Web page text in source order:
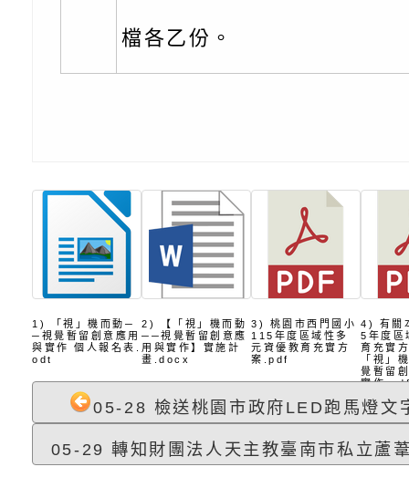
https://reurl.cc/
「桃園市114學年度
估人員魏氏五版寒假
調整
乳相關宣導推廣圖卡
檢送桃園市政府LED
字稿及LCD託播影（
為提升兒少性剝削防
剝削防制宣導影片
轉桃園市政府「
（防空）演習－行動
演練」
「115年度祖孫樂淘
節慶祝活動」海報電
函轉本府新聞處檢送
交通安全宣導標語播
道安宣導影像素材
檢送桃園市政府LED
字稿及LCD託播影片
檢送行政院新聞傳播
月份公共服務政策溝
訊
檢送本市馬祖新村眷
區《植地有聲》主題
有關本市辦理115年
專注力研習營 「正
緒學習與生命教育(
檢送桃園市政府LED
字稿及LCD託播影片
函轉「2026台東博
檔各乙份。
1) 「視」機而動─
─視覺暫留創意應用
與實作 個人報名表.
odt
2) 【「視」機而動
──視覺暫留創意應
用與實作】實施計
畫.docx
3) 桃園市西門國小
115年度區域性多
元資優教育充實方
案.pdf
4) 有關
5年度區
育充實
「視」
覺暫留
實作
05-28 檢送桃園市政府LED跑馬燈文
05-29 轉知財團法人天主教臺南市私立蘆